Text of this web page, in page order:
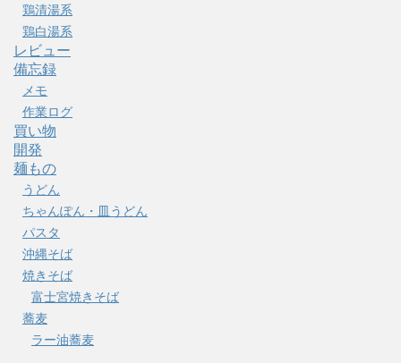
鶏清湯系
鶏白湯系
レビュー
備忘録
メモ
作業ログ
買い物
開発
麺もの
うどん
ちゃんぽん・皿うどん
パスタ
沖縄そば
焼きそば
富士宮焼きそば
蕎麦
ラー油蕎麦